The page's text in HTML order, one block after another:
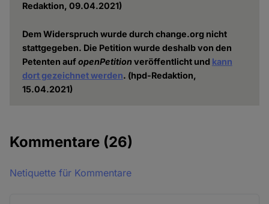
Redaktion, 09.04.2021)
Dem Widerspruch wurde durch change.org nicht
stattgegeben. Die Petition wurde deshalb von den
Petenten aufopenPetitionveröffentlicht und kann
dort gezeichnet werden. (hpd-Redaktion,
15.04.2021)
Kommentare (26)
Netiquette für Kommentare